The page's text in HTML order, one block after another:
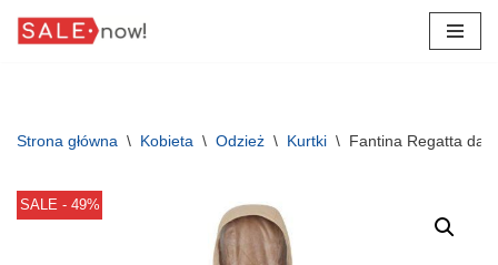
Strona główna \ Kobieta \ Odzież \ Kurtki \ Fantina Regatta
SALE - 49%